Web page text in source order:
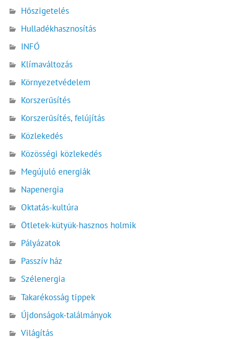
Hőszigetelés
Hulladékhasznosítás
INFÓ
Klímaváltozás
Környezetvédelem
Korszerűsítés
Korszerűsítés, felújítás
Közlekedés
Közösségi közlekedés
Megújuló energiák
Napenergia
Oktatás-kultúra
Ötletek-kütyük-hasznos holmik
Pályázatok
Passzív ház
Szélenergia
Takarékosság tippek
Újdonságok-találmányok
Világítás